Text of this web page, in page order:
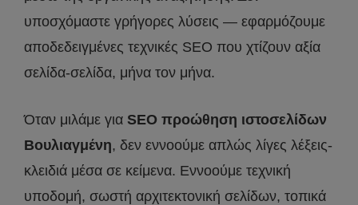
υποσχόμαστε γρήγορες λύσεις — εφαρμόζουμε
αποδεδειγμένες τεχνικές SEO που χτίζουν αξία
σελίδα-σελίδα, μήνα τον μήνα.
Όταν μιλάμε για SEO προώθηση ιστοσελίδων
Βουλιαγμένη, δεν εννοούμε απλώς λίγες λέξεις-
κλειδιά μέσα σε κείμενα. Εννοούμε τεχνική
υποδομή, σωστή αρχιτεκτονική σελίδων, τοπικά